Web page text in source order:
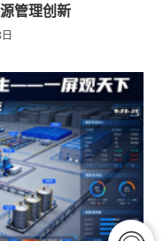
管理创新